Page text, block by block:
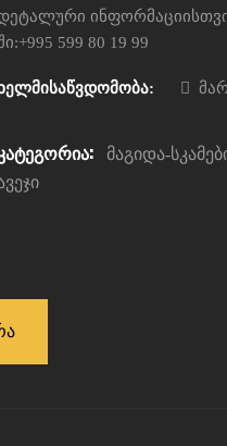
599 80 19 99
მაგიდა-